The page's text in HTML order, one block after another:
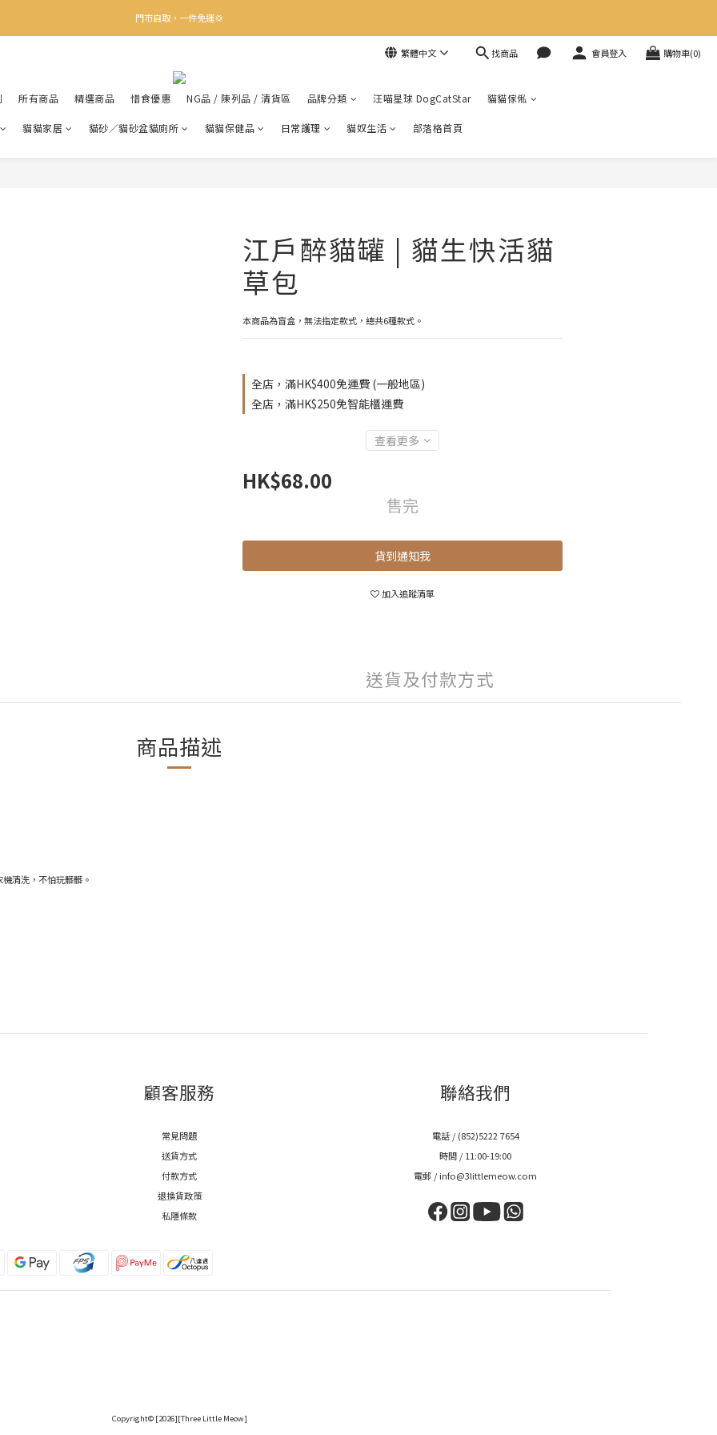
✨下載Three Little Meow App 即享多重禮遇！
門市自取，一件免運💢
繁體中文 找商品 會員登入 購物車(0)
所有商品 精選商品 惜食優惠 NG品 / 陳列品 / 清貨區 品牌分類 汪喵星球 DogCatStar 貓貓傢俬
貓貓家居 貓砂／貓砂盆貓廁所 貓貓保健品 日常護理 貓奴生活 部落格首頁
江戶醉貓罐 | 貓生快活貓
草包
本商品為盲盒，無法指定款式，總共6種款式。
全店，滿HK$400免運費 (一般地區)
全店，滿HK$250免智能櫃運費
查看更多
HK$68.00
售完
貨到通知我
加入追蹤清單
送貨及付款方式
商品描述
清洗，不怕玩髒髒。
顧客服務
常見問題
送貨方式
付款方式
退換貨政策
私隱條款
聯絡我們
電話 / (852)5222 7654
時間 / 11:00-19:00
電郵 / info@3littlemeow.com
Copyright© [2026][Three Little Meow]